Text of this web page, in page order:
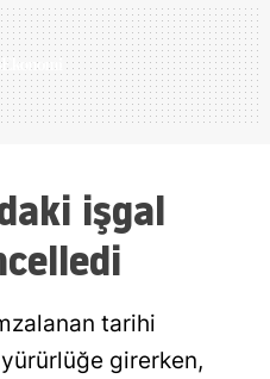
işgal
tarihi
girerken,